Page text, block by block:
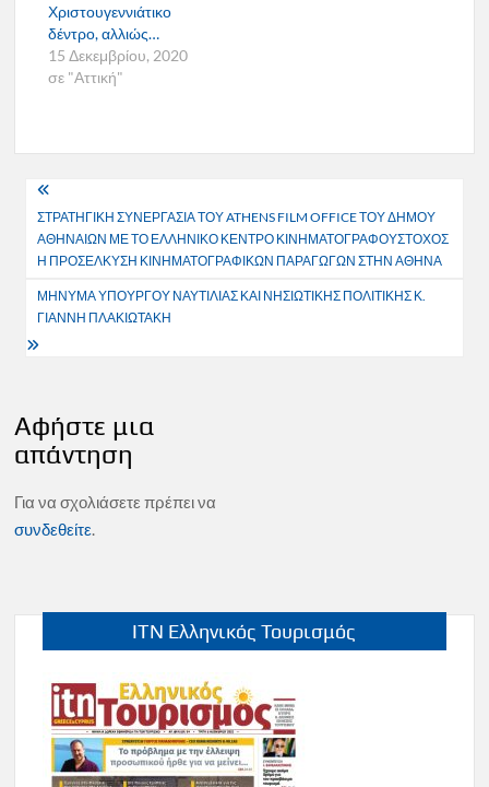
Χριστουγεννιάτικο
δέντρο, αλλιώς…
15 Δεκεμβρίου, 2020
σε "Αττική"
Πλοήγηση
άρθρων
ΣΤΡΑΤΗΓΙΚΗ ΣΥΝΕΡΓΑΣΙΑ ΤΟΥ ATHENS FILM OFFICE ΤΟΥ ΔΗΜΟΥ
ΑΘΗΝΑΙΩΝ ΜΕ ΤΟ ΕΛΛΗΝΙΚΟ ΚΕΝΤΡΟ ΚΙΝΗΜΑΤΟΓΡΑΦΟΥΣΤΟΧΟΣ
Η ΠΡΟΣΕΛΚΥΣΗ ΚΙΝΗΜΑΤΟΓΡΑΦΙΚΩΝ ΠΑΡΑΓΩΓΩΝ ΣΤΗΝ ΑΘΗΝΑ
ΜΗΝΥΜΑ ΥΠΟΥΡΓΟΥ ΝΑΥΤΙΛΙΑΣ ΚΑΙ ΝΗΣΙΩΤΙΚΗΣ ΠΟΛΙΤΙΚΗΣ Κ.
ΓΙΑΝΝΗ ΠΛΑΚΙΩΤΑΚΗ
Αφήστε μια
απάντηση
Για να σχολιάσετε πρέπει να
συνδεθείτε.
ITN Ελληνικός Τουρισμός